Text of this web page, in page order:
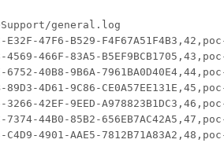
general.log
47F6-B529-F4F67A51F4B3,42,poc-
466F-83A5-B5EF9BCB1705,43,poc-
40B8-9B6A-7961BA0D40E4,44,poc-
4D61-9C86-
42EF-9EED-A978823B1DC3,46,poc-
44B0-85B2-656EB7AC42A5,47,poc-
4901-AAE5-7812B71A83A2,48,poc-